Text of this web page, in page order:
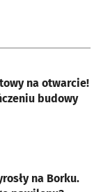
na otwarcie!
budowy
na Borku.